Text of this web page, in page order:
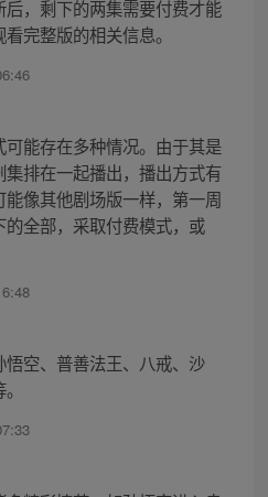
，剩下的两集需要付费才能
完整版的相关信息。
能存在多种情况。由于其是
排在一起播出，播出方式有
像其他剧场版一样，第一周
全部，采取付费模式，或
悟空、普善法王、八戒、沙